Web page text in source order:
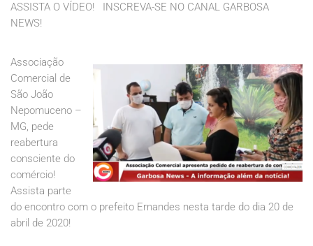
ASSISTA O VÍDEO! INSCREVA-SE NO CANAL GARBOSA
NEWS!
Associação
Comercial de
São João
Nepomuceno –
MG, pede
reabertura
consciente do
comércio!
Assista parte
do encontro com o prefeito Ernandes nesta tarde do dia 20 de
abril de 2020!